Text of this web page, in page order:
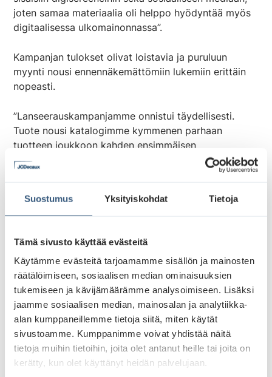
Suostumus Yksityiskohdat Tietoja
Tämä sivusto käyttää evästeitä
Käytämme evästeitä tarjoamamme sisällön ja mainosten
räätälöimiseen, sosiaalisen median ominaisuuksien
tukemiseen ja kävijämäärämme analysoimiseen. Lisäksi
jaamme sosiaalisen median, mainosalan ja analytiikka-
alan kumppaneillemme tietoja siitä, miten käytät
sivustoamme. Kumppanimme voivat yhdistää näitä
tietoja muihin tietoihin, joita olet antanut heille tai joita on
kerätty, kun olet käyttänyt heidän palvelujaan.
joten samaa materiaalia oli helppo hyödyntää myös
digitaalisessa ulkomainonnassa”.
Kampanjan tulokset olivat loistavia ja puruluun
myynti nousi ennennäkemättömiin lukemiin erittäin
nopeasti.
”Lanseerauskampanjamme onnistui täydellisesti.
Tuote nousi katalogimme kymmenen parhaan
tuotteen joukkoon kahden ensimmäisen
myyntikuukauden aikana. Sitä ei ole meidän
yrityksessämme tapahtunut ikinä”, Pöhö päättää.
Lue lisää aiheeseen liittyvää
sisältöä